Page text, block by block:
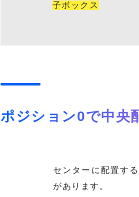
子ボックス
ポジション0で中央
センターに配置す
があります。